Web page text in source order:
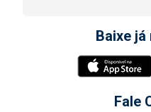
Baixe já
Fale